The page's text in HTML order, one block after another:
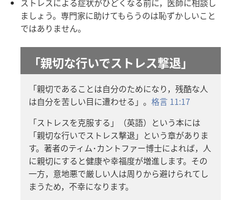
ましょう。専門家に助けてもらうのは恥ずかしいこと
ではありません。
「親切な行いでストレス撃退」
「親切であることは自分のためになり，残酷な人
は自分を苦しい目に遭わせる」。 格言 11:17
「ストレスを克服する」（英語）という本には
「親切な行いでストレス撃退」という章がありま
す。著者のティム･カントファー博士によれば，人
に親切にすると健康や幸福度が増進します。その
一方，意地悪で厳しい人は周りから避けられてし
まうため，不幸になります。